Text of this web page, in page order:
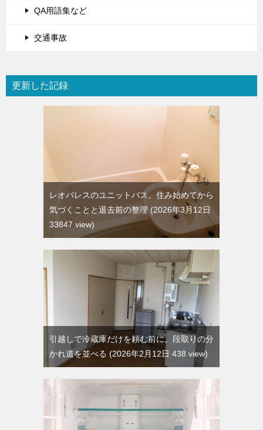
QA用語集など
交通事故
更新した記録
レオパレスのユニットバス。住み始めてから
気づくことと退去前の整理 2026年3月12日
33847 view
引越しで冷蔵庫だけを頼む前に。段取りの分
かれ道を並べる
2026年2月12日 438 view